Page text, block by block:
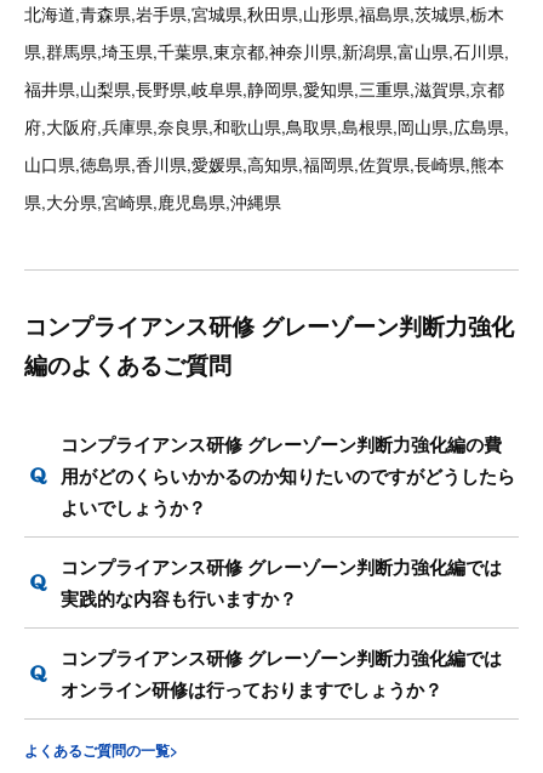
北海道,青森県,岩手県,宮城県,秋田県,山形県,福島県,茨城県,栃木
県,群馬県,埼玉県,千葉県,東京都,神奈川県,新潟県,富山県,石川県,
福井県,山梨県,長野県,岐阜県,静岡県,愛知県,三重県,滋賀県,京都
府,大阪府,兵庫県,奈良県,和歌山県,鳥取県,島根県,岡山県,広島県,
山口県,徳島県,香川県,愛媛県,高知県,福岡県,佐賀県,長崎県,熊本
県,大分県,宮崎県,鹿児島県,沖縄県
コンプライアンス研修 グレーゾーン判断力強化
編のよくあるご質問
コンプライアンス研修 グレーゾーン判断力強化編の費
用がどのくらいかかるのか知りたいのですがどうしたら
よいでしょうか？
コンプライアンス研修 グレーゾーン判断力強化編では
実践的な内容も行いますか？
コンプライアンス研修 グレーゾーン判断力強化編では
オンライン研修は行っておりますでしょうか？
よくあるご質問の一覧>